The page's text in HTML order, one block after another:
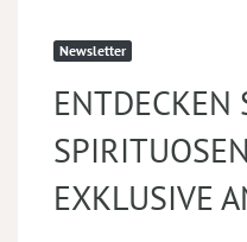
Newsletter
ENTDECKEN
EXKLUSIVE